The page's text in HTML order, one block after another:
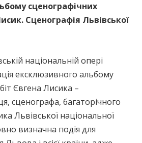
сценографічних
Сценографія Львівської
національній опері
ексклюзивного альбому
Євгена Лисика –
сценографа, багаторічного
Львівської національної
визначна подія для